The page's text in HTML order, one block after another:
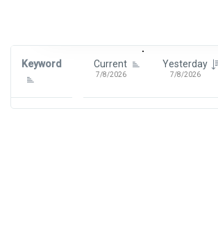
Keyword Current
7/8/2026
Yesterday
7/8/2026